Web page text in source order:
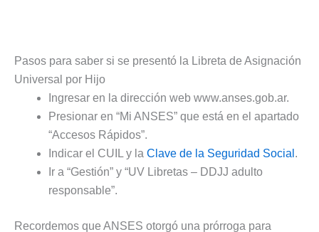
Pasos para saber si se presentó la Libreta de Asignación
Universal por Hijo
Ingresar en la dirección web www.anses.gob.ar.
Presionar en “Mi ANSES” que está en el apartado
“Accesos Rápidos”.
Indicar el CUIL y la Clave de la Seguridad Social .
Ir a “Gestión” y “UV Libretas – DDJJ adulto
responsable”.
Recordemos que ANSES otorgó una prórroga para